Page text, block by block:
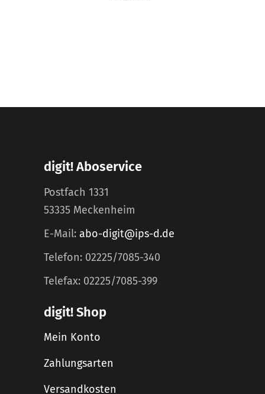
digit! Aboservice
Postfach 1331
53335 Meckenheim
E-Mail: abo-digit@ips-d.de
Telefon: 02225/7085-340
Telefax: 02225/7085-399
digit! Shop
Mein Konto
Zahlungsarten
Versandkosten